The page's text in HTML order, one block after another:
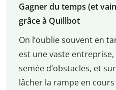
Gagner du temps (et
grâce à Quillbot
On l’oublie souvent en
est une vaste
semée d’obstacles, et
lâcher la rampe en